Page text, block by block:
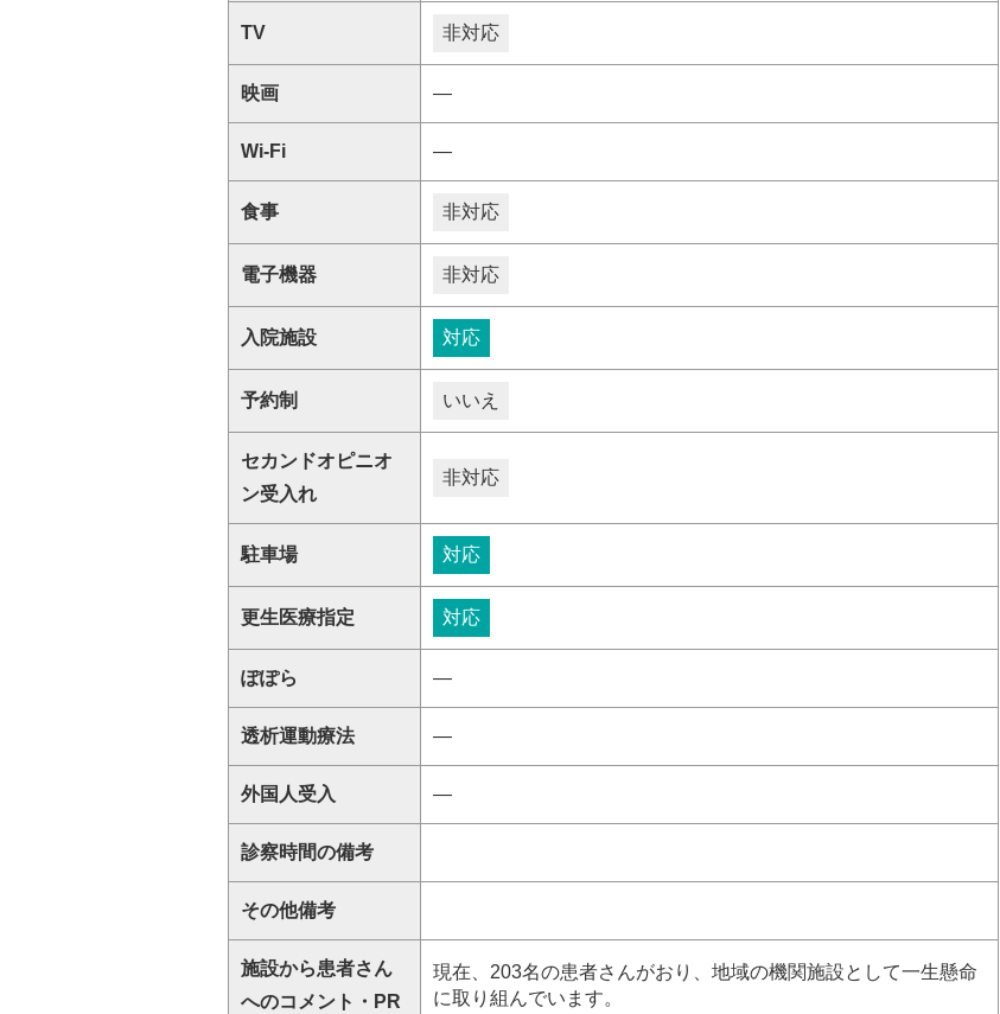
TV 非対応
映画 ―
Wi-Fi ―
食事 非対応
電子機器 非対応
入院施設 対応
予約制 いいえ
セカンドオピニオ
ン受入れ
非対応
駐車場 対応
更生医療指定 対応
ぽぽら ―
透析運動療法 ―
外国人受入 ―
診察時間の備考
その他備考
施設から患者さん
へのコメント・PR
現在、203名の患者さんがおり、地域の機関施設として一生懸命
に取り組んでいます。